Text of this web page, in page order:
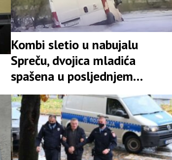
Kombi sletio u nabujalu
Spreču, dvojica mladića
spašena u posljednjem
trenutku